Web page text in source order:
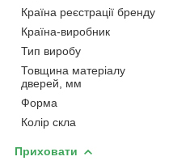
Країна реєстрації бренду
Країна-виробник
Тип виробу
Товщина матеріалу
дверей, мм
Форма
Колір скла
Приховати